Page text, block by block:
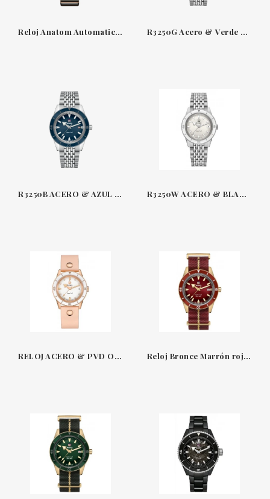
Reloj Anatom Automatic 32.5 mm de cerámica de plasma y acero PVD oro rosa Rado R3250G Acero & Verde 42 MM Captain Cook Rado
R3250B ACERO & AZUL 42 MM CAPTAIN COOK RADO R3250W ACERO & BLANCO 37 MM CAPTAIN COOK RADO
RELOJ ACERO & PVD ORO ROSA-PIEL 37 MM MARINA HOERMANSEDER CAPTAIN COOK RADO R3239P Reloj Bronce Marrón rojo & Nato Captain Cook Rado